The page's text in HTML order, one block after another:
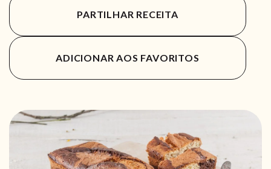
PARTILHAR RECEITA
ADICIONAR AOS FAVORITOS